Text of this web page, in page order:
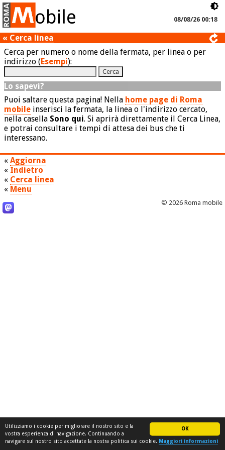
OK
Utilizziamo i cookie per migliorare il nostro sito e la
vostra esperienza di navigazione. Continuando a
navigare sul nostro sito accettate la nostra politica sui cookie. Maggiori informazioni
08/08/26 00:18
« Cerca linea
Cerca per numero o nome della fermata, per linea o per
indirizzo (Esempi):
Lo sapevi?
Puoi saltare questa pagina! Nella home page di Roma
mobile inserisci la fermata, la linea o l'indirizzo cercato,
nella casella Sono qui. Si aprirà direttamente il Cerca Linea,
e potrai consultare i tempi di attesa dei bus che ti
interessano.
« Aggiorna
« Indietro
« Cerca linea
« Menu
© 2026 Roma mobile